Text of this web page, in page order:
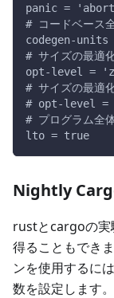
panic =
# コードベース
codegen-units
# サイズの最適
opt-level =
# サイズの最適
# opt-level
# プログラム全
lto = true
Nightly
rustとcargoの実
得ることもできま
ンを使用するには
数を設定します。